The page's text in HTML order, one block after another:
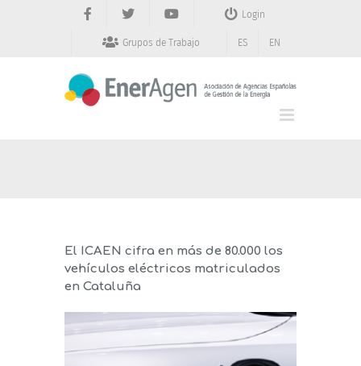
Login
Grupos de Trabajo ES EN
El ICAEN cifra en más de 80.000 los
vehículos eléctricos matriculados
en Cataluña